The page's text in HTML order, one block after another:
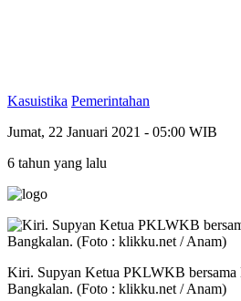
Kasuistika Pemerintahan
Jumat, 22 Januari 2021 - 05:00 WIB
6 tahun yang lalu
Kiri. Supyan Ketua PKLWKB
Bangkalan. (Foto : klikku.net / Anam)